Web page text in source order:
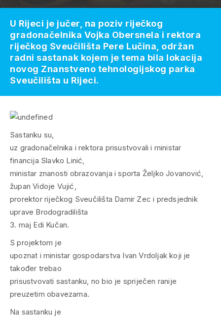
Sastanku su,
uz gradonačelnika i rektora prisustvovali i ministar
financija Slavko Linić,
ministar znanosti obrazovanja i sporta Željko Jovanović,
župan Vidoje Vujić,
prorektor riječkog Sveučilišta Damir Zec i predsjednik
uprave Brodogradilišta
3. maj Edi Kučan.
S projektom je
upoznat i ministar gospodarstva Ivan Vrdoljak koji je
također trebao
prisustvovati sastanku, no bio je spriječen ranije
preuzetim obavezama.
Na sastanku je
U Rijeci je jučer, na poziv riječkog
gradonačelnika Vojka Obersnela i rektora
riječkog Sveučilišta Pere Lučina, održan
radni sastanak kojem je tema bila lokacija
novog Znanstveno tehnologijskog parka
Sveučilišta u Rijeci.